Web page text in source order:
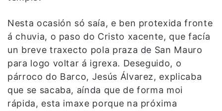
Nesta ocasión só saía, e ben protexida fronte
á chuvia, o paso do Cristo xacente, que facía
un breve traxecto pola praza de San Mauro
para logo voltar á igrexa. Deseguido, o
párroco do Barco, Jesús Álvarez, explicaba
que se sacaba, aínda que de forma moi
rápida, esta imaxe porque na próxima